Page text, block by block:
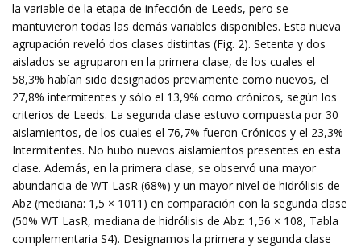
la variable de la etapa de infección de Leeds, pero se
mantuvieron todas las demás variables disponibles. Esta nueva
agrupación reveló dos clases distintas (Fig. 2). Setenta y dos
aislados se agruparon en la primera clase, de los cuales el
58,3% habían sido designados previamente como nuevos, el
27,8% intermitentes y sólo el 13,9% como crónicos, según los
criterios de Leeds. La segunda clase estuvo compuesta por 30
aislamientos, de los cuales el 76,7% fueron Crónicos y el 23,3%
Intermitentes. No hubo nuevos aislamientos presentes en esta
clase. Además, en la primera clase, se observó una mayor
abundancia de WT LasR (68%) y un mayor nivel de hidrólisis de
Abz (mediana: 1,5 × 1011) en comparación con la segunda clase
(50% WT LasR, mediana de hidrólisis de Abz: 1,56 × 108, Tabla
complementaria S4). Designamos la primera y segunda clase